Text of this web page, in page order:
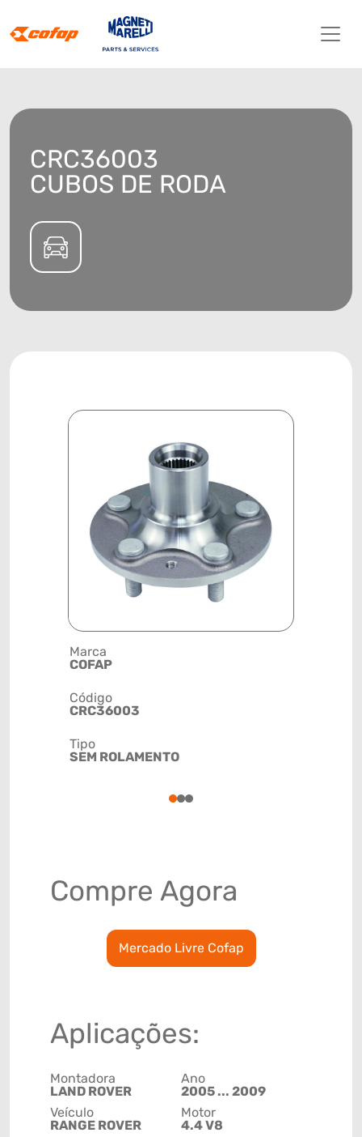
CRC36003
CUBOS DE RODA
Marca
COFAP
Código
CRC36003
Tipo
SEM ROLAMENTO
123
Compre Agora
Mercado Livre Cofap
Aplicações:
Montadora
LAND ROVER
Veículo
RANGE ROVER
Ano
2005 ... 2009
Motor
4.4 V8